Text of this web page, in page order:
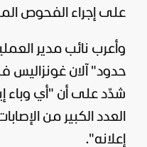
على إجراء الفحوص
وأعرب نائب مدير
حدود" آلان غونزاليس
شدّد على أن "أي وباء
العدد الكبير من
إعلانه".